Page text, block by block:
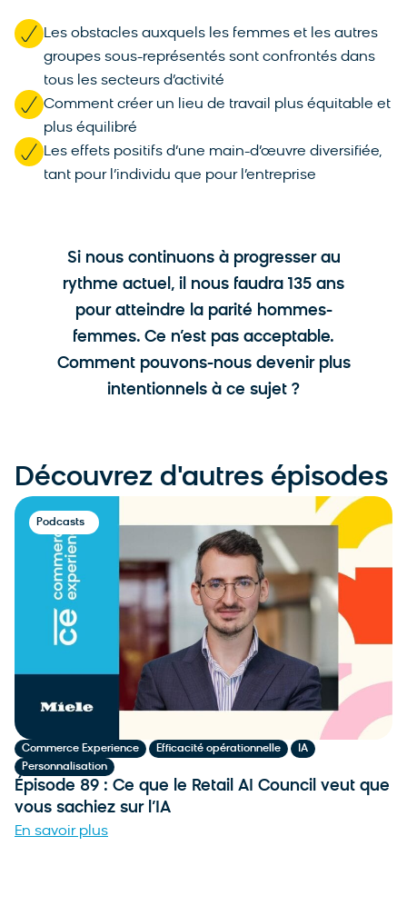
Les obstacles auxquels les femmes et les autres
groupes sous-représentés sont confrontés dans
tous les secteurs d’activité
Comment créer un lieu de travail plus équitable et
plus équilibré
Les effets positifs d’une main-d’œuvre diversifiée,
tant pour l’individu que pour l’entreprise
Si nous continuons à progresser au
rythme actuel, il nous faudra 135 ans
pour atteindre la parité hommes-
femmes. Ce n’est pas acceptable.
Comment pouvons-nous devenir plus
intentionnels à ce sujet ?
Découvrez d'autres épisodes
Commerce Experience Efficacité opérationnelle IA
Personnalisation
Épisode 89 : Ce que le Retail AI Council veut que
vous sachiez sur l’IA
En savoir plus
Podcasts